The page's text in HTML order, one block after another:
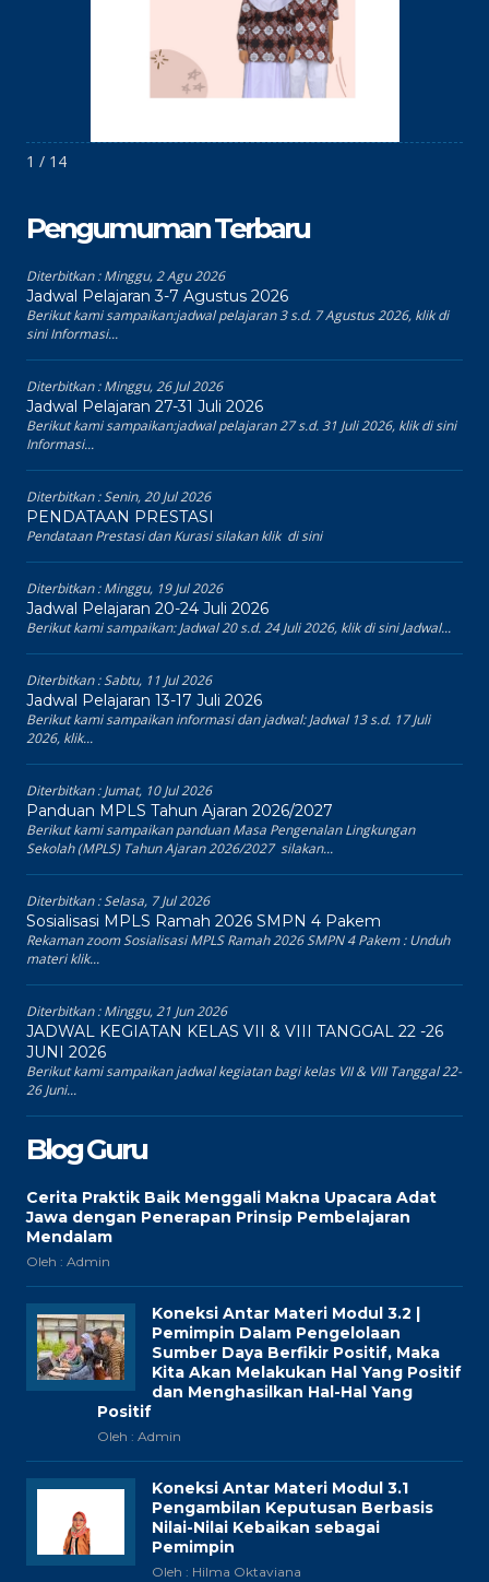
1 / 14
Pengumuman Terbaru
Diterbitkan :Minggu, 2 Agu 2026
Jadwal Pelajaran 3-7 Agustus 2026
Berikut kami sampaikan:jadwal pelajaran 3 s.d. 7 Agustus 2026, klik di
sini Informasi...
Diterbitkan :Minggu, 26 Jul 2026
Jadwal Pelajaran 27-31 Juli 2026
Berikut kami sampaikan:jadwal pelajaran 27 s.d. 31 Juli 2026, klik di sini
Informasi...
Diterbitkan :Senin, 20 Jul 2026
PENDATAAN PRESTASI
Pendataan Prestasi dan Kurasi silakan klik di sini
Diterbitkan :Minggu, 19 Jul 2026
Jadwal Pelajaran 20-24 Juli 2026
Berikut kami sampaikan: Jadwal 20 s.d. 24 Juli 2026, klik di sini Jadwal...
Diterbitkan :Sabtu, 11 Jul 2026
Jadwal Pelajaran 13-17 Juli 2026
Berikut kami sampaikan informasi dan jadwal: Jadwal 13 s.d. 17 Juli
2026, klik...
Diterbitkan :Jumat, 10 Jul 2026
Panduan MPLS Tahun Ajaran 2026/2027
Berikut kami sampaikan panduan Masa Pengenalan Lingkungan
Sekolah (MPLS) Tahun Ajaran 2026/2027 silakan...
Diterbitkan :Selasa, 7 Jul 2026
Sosialisasi MPLS Ramah 2026 SMPN 4 Pakem
Rekaman zoom Sosialisasi MPLS Ramah 2026 SMPN 4 Pakem : Unduh
materi klik...
Diterbitkan :Minggu, 21 Jun 2026
JADWAL KEGIATAN KELAS VII & VIII TANGGAL 22 -26
JUNI 2026
Berikut kami sampaikan jadwal kegiatan bagi kelas VII & VIII Tanggal 22-
26 Juni...
Blog Guru
Cerita Praktik Baik Menggali Makna Upacara Adat
Jawa dengan Penerapan Prinsip Pembelajaran
Mendalam
Oleh : Admin
Koneksi Antar Materi Modul 3.2 |
Pemimpin Dalam Pengelolaan
Sumber Daya Berfikir Positif, Maka
Kita Akan Melakukan Hal Yang Positif
dan Menghasilkan Hal-Hal Yang
Positif
Oleh : Admin
Koneksi Antar Materi Modul 3.1
Pengambilan Keputusan Berbasis
Nilai-Nilai Kebaikan sebagai
Pemimpin
Oleh : Hilma Oktaviana